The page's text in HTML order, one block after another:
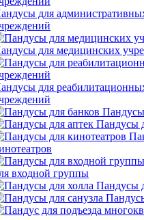
для
для медицинских
для
Пандусы
входной группы
Пандусы